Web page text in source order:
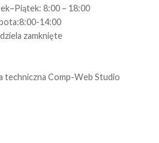
8:00 – 18:00
14:00
zamknięte
techniczna Comp-Web Studio